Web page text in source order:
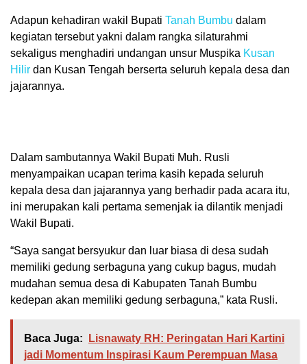
Adapun kehadiran wakil Bupati Tanah Bumbu dalam
kegiatan tersebut yakni dalam rangka silaturahmi
sekaligus menghadiri undangan unsur Muspika Kusan
Hilir dan Kusan Tengah berserta seluruh kepala desa dan
jajarannya.
Dalam sambutannya Wakil Bupati Muh. Rusli
menyampaikan ucapan terima kasih kepada seluruh
kepala desa dan jajarannya yang berhadir pada acara itu,
ini merupakan kali pertama semenjak ia dilantik menjadi
Wakil Bupati.
“Saya sangat bersyukur dan luar biasa di desa sudah
memiliki gedung serbaguna yang cukup bagus, mudah
mudahan semua desa di Kabupaten Tanah Bumbu
kedepan akan memiliki gedung serbaguna,” kata Rusli.
Baca Juga:
Lisnawaty RH: Peringatan Hari Kartini
jadi Momentum Inspirasi Kaum Perempuan Masa